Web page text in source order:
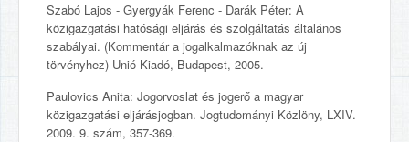
Szabó Lajos - Gyergyák Ferenc - Darák Péter: A
közigazgatási hatósági eljárás és szolgáltatás általános
szabályai. (Kommentár a jogalkalmazóknak az új
törvényhez) Unió Kiadó, Budapest, 2005.
Paulovics Anita: Jogorvoslat és jogerő a magyar
közigazgatási eljárásjogban. Jogtudományi Közlöny, LXIV.
2009. 9. szám, 357-369.